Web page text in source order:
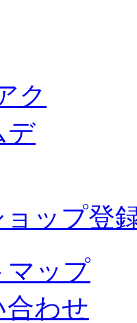
ップ登
マップ
合わせ